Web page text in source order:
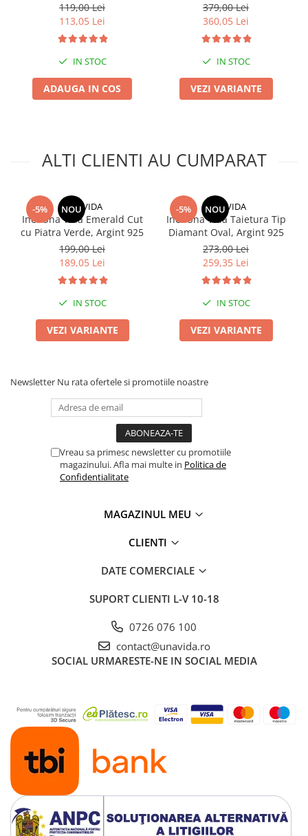
119,00 Lei
113,05 Lei
IN STOC
ADAUGA IN COS
379,00 Lei
360,05 Lei
IN STOC
VEZI VARIANTE
ALTI CLIENTI AU CUMPARAT
-5% NOU
UNA VIDA
Inel Una Vida Emerald Cut
cu Piatra Verde, Argint 925
199,00 Lei
189,05 Lei
IN STOC
VEZI VARIANTE
-5% NOU
UNA VIDA
Inel Una Vida Taietura Tip
Diamant Oval, Argint 925
273,00 Lei
259,35 Lei
IN STOC
VEZI VARIANTE
Newsletter Nu rata ofertele si promotiile noastre
Vreau sa primesc newsletter cu promotiile
magazinului. Afla mai multe in Politica de
Confidentialitate
MAGAZINUL MEU
CLIENTI
DATE COMERCIALE
SUPORT CLIENTI L-V 10-18
0726 076 100
contact@unavida.ro
SOCIAL URMARESTE-NE IN SOCIAL MEDIA